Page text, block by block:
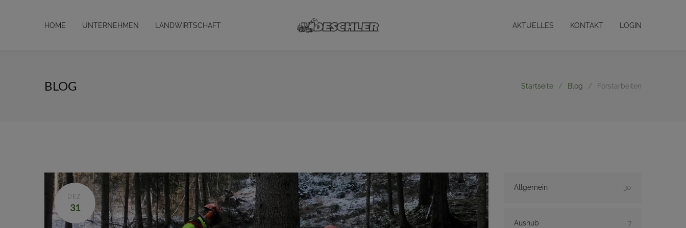
HOME UNTERNEHMEN LANDWIRTSCHAFT AKTUELLES KONTAKT LOGIN
BLOG Startseite / Blog / Forstarbeiten
DEZ.
31
Allgemein 30
Aushub 7